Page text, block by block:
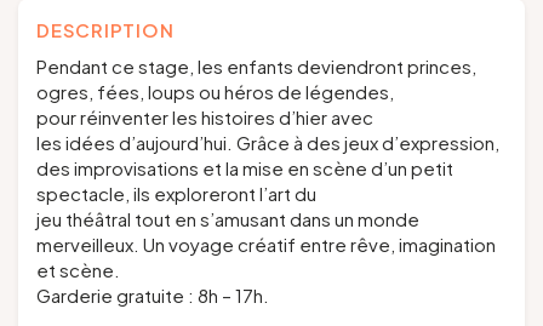
DESCRIPTION
Pendant ce stage, les enfants deviendront princes,
ogres, fées, loups ou héros de légendes,
pour réinventer les histoires d’hier avec
les idées d’aujourd’hui. Grâce à des jeux d’expression,
des improvisations et la mise en scène d’un petit
spectacle, ils exploreront l’art du
jeu théâtral tout en s’amusant dans un monde
merveilleux. Un voyage créatif entre rêve, imagination
et scène.
Garderie gratuite : 8h – 17h.